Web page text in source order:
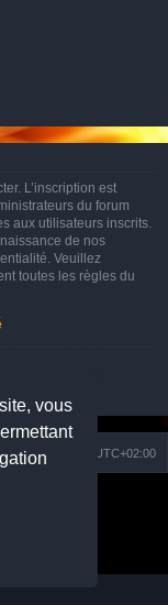
vous
L’inscription est
du forum
aux utilisateurs inscrits.
de nos
Veuillez
toutes les règles du
horaire sur UTC+02:00
Limited